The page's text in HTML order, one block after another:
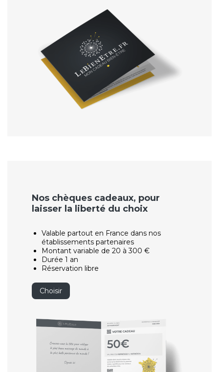
Nos chèques cadeaux, pour
laisser la liberté du choix
Valable partout en France dans nos
établissements partenaires
Montant variable de 20 à 300 €
Durée 1 an
Réservation libre
Choisir